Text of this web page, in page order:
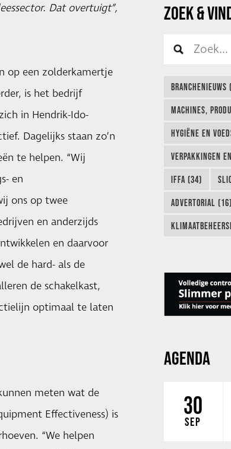
Dat overtuigt”,
op een zolderkamertje
is het bedrijf
in Hendrik-Ido-
Dagelijks staan zo’n
te helpen. “Wij
en
ons op twee
en anderzijds
en daarvoor
de hard- als de
de schakelkast,
optimaal te laten
meten wat de
Effectiveness) is
“We helpen
ZOEK &
MACHINES,
HYGIËNE EN
VERPAKKINGEN
IFFA (34)
ADVERTORIAL (16)
AGENDA
30
SEP